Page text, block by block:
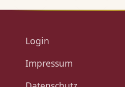
Login
Impressum